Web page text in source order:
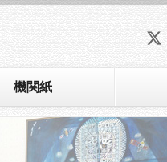
機関紙